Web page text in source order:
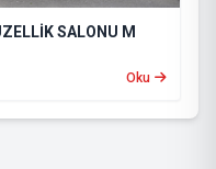
SALONU M
Oku